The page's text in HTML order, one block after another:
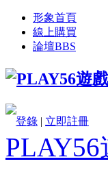
形象首頁
線上購買
論壇BBS
登錄 | 立即註冊